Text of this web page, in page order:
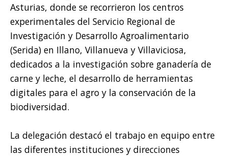
Asturias, donde se recorrieron los centros
experimentales del Servicio Regional de
Investigación y Desarrollo Agroalimentario
(Serida) en Illano, Villanueva y Villaviciosa,
dedicados a la investigación sobre ganadería de
carne y leche, el desarrollo de herramientas
digitales para el agro y la conservación de la
biodiversidad.
La delegación destacó el trabajo en equipo entre
las diferentes instituciones y direcciones